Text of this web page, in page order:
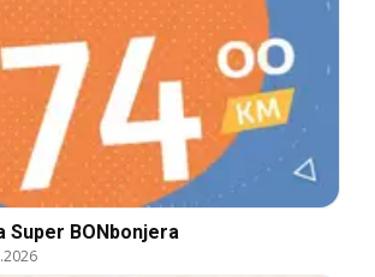
Super BONbonjera